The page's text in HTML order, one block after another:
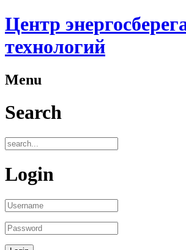
Центр
технологий
Menu
Search
Login